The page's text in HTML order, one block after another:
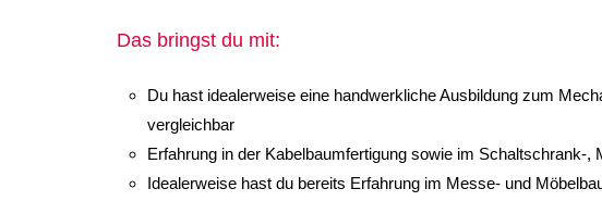
Das bringst du mit:
Du hast idealerweise eine handwerkliche Ausbildung zum
vergleichbar
Erfahrung in der Kabelbaumfertigung sowie im Schaltschrank-,
Idealerweise hast du bereits Erfahrung im Messe- und